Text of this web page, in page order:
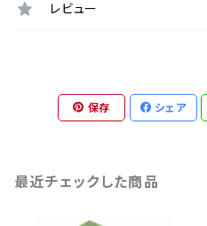
レビュー
保存 シェア
最近チェックした商品